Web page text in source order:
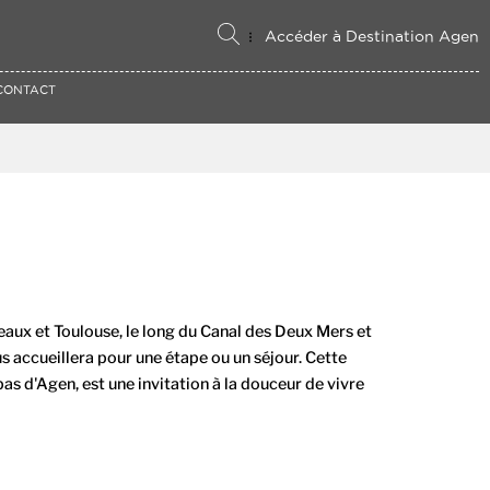
Accéder à Destination Agen
et Toulouse, le long du Canal des Deux Mers et
accueillera pour une étape ou un séjour. Cette
d'Agen, est une invitation à la douceur de vivre